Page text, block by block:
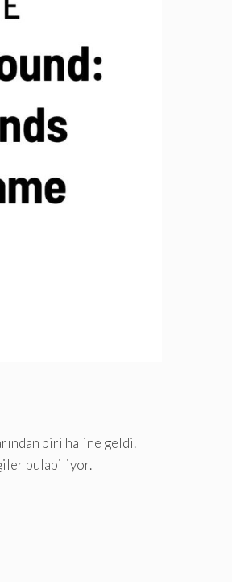
biri haline geldi.
bulabiliyor.